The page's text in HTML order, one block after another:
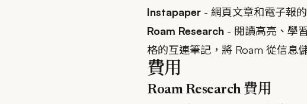
Instapaper - 網頁文章和電子報
Roam Research - 閱讀高亮、學
格的互連筆記，將 Roam 從信息
費用
Roam Research 費用